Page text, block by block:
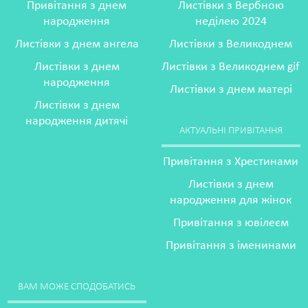
Привітання з днем
народження
Листівки з днем ангела
Листівки з днем
народження
Листівки з днем
народження дитячі
Листівки з Вербною
неділею 2024
Листівки з Великоднем
Листівки з Великоднем gif
Листівки з днем матері
АКТУАЛЬНІ ПРИВІТАННЯ
Привітання з Хрестинами
Листівки з днем
народження для жінок
Привітання з ювілеєм
Привітання з іменинами
ВАМ МОЖЕ СПОДОБАТИСЬ